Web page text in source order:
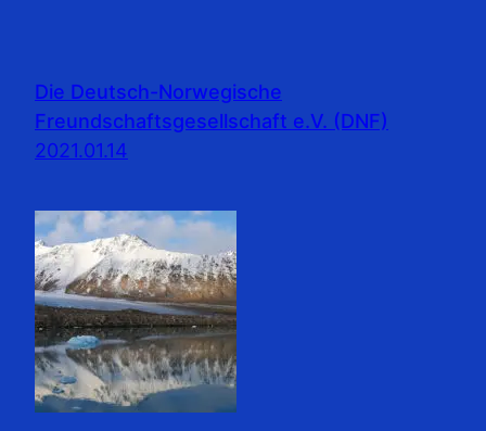
Die Deutsch-Norwegische
Freundschaftsgesellschaft e.V. (DNF)
2021.01.14